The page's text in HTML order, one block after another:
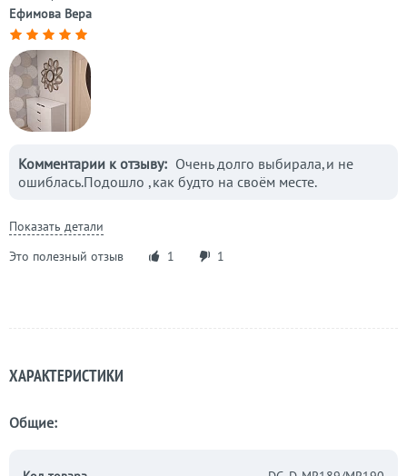
ХАРАКТЕРИСТИКИ
Общие:
Ефимова Вера
Комментарии к отзыву: Очень долго выбирала,и не
ошиблась.Подошло ,как будто на своём месте.
Показать детали
Это полезный отзыв
1 1